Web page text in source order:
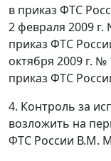
в приказ ФТС
2 февраля 2009
приказ ФТС
октября 2009 г.
приказ ФТС
4. Контроль за
возложить на
ФТС России В.М.